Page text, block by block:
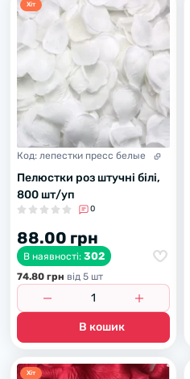
Хiт
Код: лепестки пресс белые
Пелюстки роз штучні білі,
800 шт/уп
0
88.00 грн
В наявності: 302
74.80 грн вiд 5 шт
В кошик
Хiт